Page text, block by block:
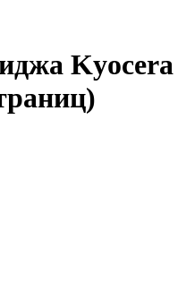
Kyocera